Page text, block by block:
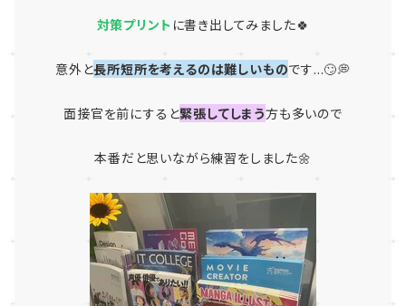
対策プリント に書き出してみました🍀
意外と長所短所を考えるのは難しいものです...🙄💭
面接官を前にすると緊張してしまう方も多いので
本番だと思いながら練習をしました🌼